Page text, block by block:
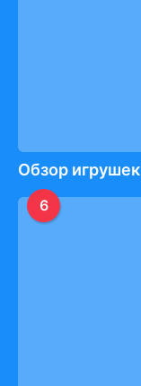
Обзор игрушек
6